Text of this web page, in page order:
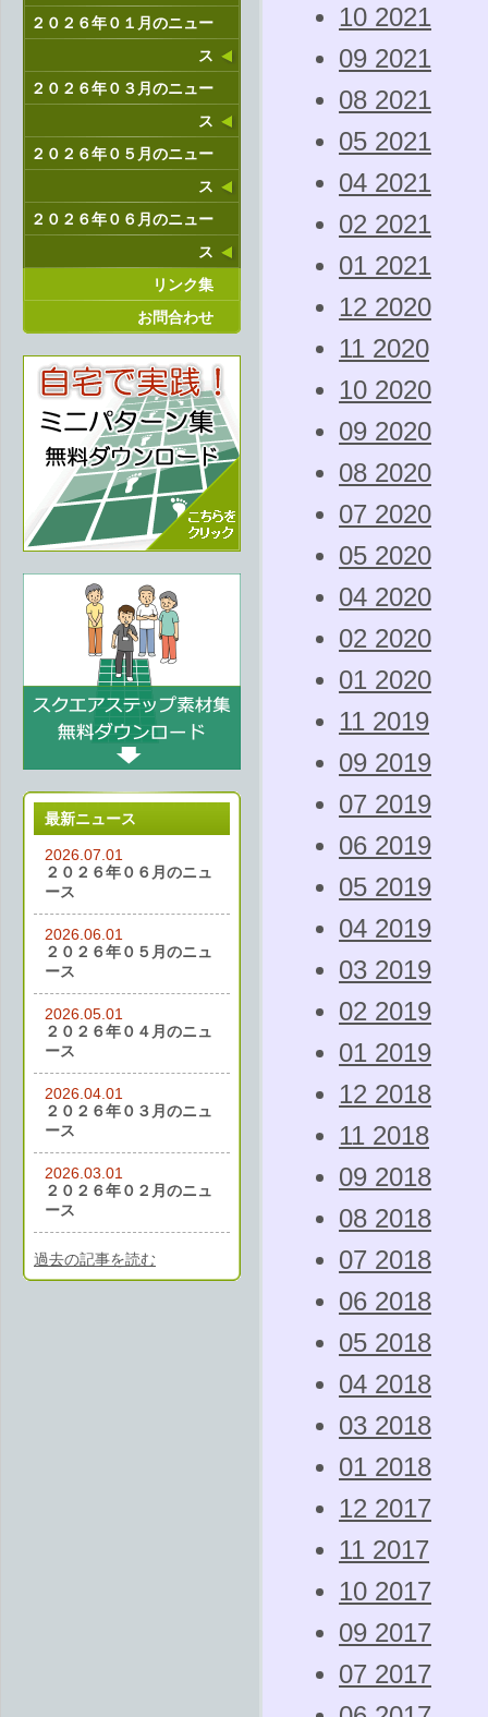
２０２６年０１月のニュー
ス
２０２６年０３月のニュー
ス
２０２６年０５月のニュー
ス
２０２６年０６月のニュー
ス
リンク集
お問合わせ
最新ニュース
2026.07.01
２０２６年０６月のニュ
ース
2026.06.01
２０２６年０５月のニュ
ース
2026.05.01
２０２６年０４月のニュ
ース
2026.04.01
２０２６年０３月のニュ
ース
2026.03.01
２０２６年０２月のニュ
ース
過去の記事を読む
10 2021
09 2021
08 2021
05 2021
04 2021
02 2021
01 2021
12 2020
11 2020
10 2020
09 2020
08 2020
07 2020
05 2020
04 2020
02 2020
01 2020
11 2019
09 2019
07 2019
06 2019
05 2019
04 2019
03 2019
02 2019
01 2019
12 2018
11 2018
09 2018
08 2018
07 2018
06 2018
05 2018
04 2018
03 2018
01 2018
12 2017
11 2017
10 2017
09 2017
07 2017